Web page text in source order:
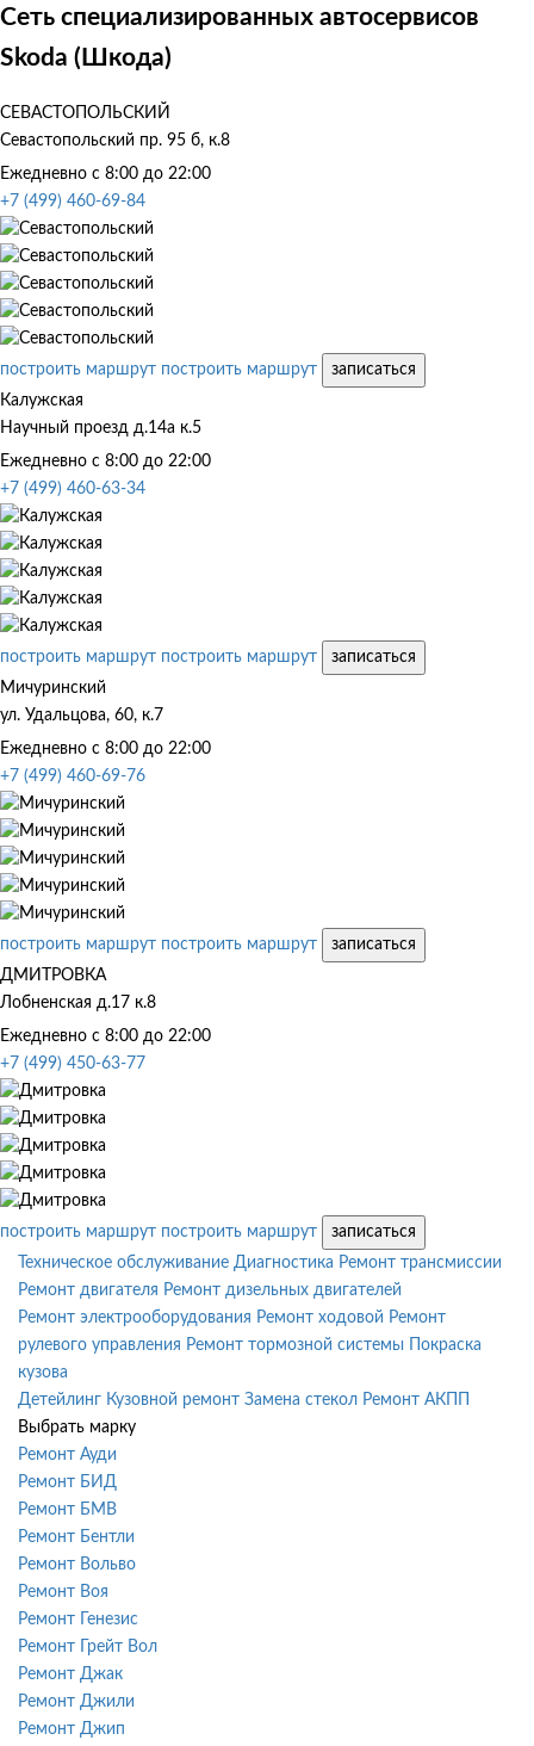
Сеть специализированных автосервисов
Skoda (Шкода)
СЕВАСТОПОЛЬСКИЙ
Севастопольский пр. 95 б, к.8
Ежедневно с 8:00 до 22:00
+7 (499) 460-69-84
построить маршрут построить маршрут
записаться
Калужская
Научный проезд д.14а к.5
Ежедневно с 8:00 до 22:00
+7 (499) 460-63-34
построить маршрут построить маршрут
записаться
Мичуринский
ул. Удальцова, 60, к.7
Ежедневно с 8:00 до 22:00
+7 (499) 460-69-76
построить маршрут построить маршрут
записаться
ДМИТРОВКА
Лобненская д.17 к.8
Ежедневно с 8:00 до 22:00
+7 (499) 450-63-77
построить маршрут построить маршрут
записаться
Техническое обслуживание Диагностика Ремонт трансмиссии
Ремонт двигателя Ремонт дизельных двигателей
Ремонт электрооборудования Ремонт ходовой Ремонт
рулевого управления Ремонт тормозной системы
Покраска
кузова
Детейлинг Кузовной ремонт Замена стекол Ремонт АКПП
Выбрать марку
Ремонт Ауди
Ремонт БИД
Ремонт БМВ
Ремонт Бентли
Ремонт Вольво
Ремонт Воя
Ремонт Генезис
Ремонт Грейт Вол
Ремонт Джак
Ремонт Джили
Ремонт Джип